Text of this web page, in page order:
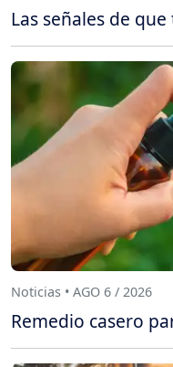
Las señales de
Noticias • AGO 6 / 2026
Remedio casero